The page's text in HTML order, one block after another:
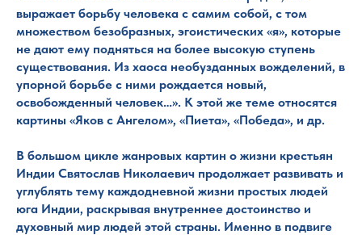
выражает борьбу человека с самим собой, с том
множеством безобразных, эгоистических «я», которые
не дают ему подняться на более высокую ступень
существования. Из хаоса необузданных вожделений, в
упорной борьбе с ними рождается новый,
освобожденный человек…». К этой же теме относятся
картины «Яков с Ангелом», «Пиета», «Победа», и др.
В большом цикле жанровых картин о жизни крестьян
Индии Святослав Николаевич продолжает развивать и
углублять тему каждодневной жизни простых людей
юга Индии, раскрывая внутреннее достоинство и
духовный мир людей этой страны. Именно в подвиге